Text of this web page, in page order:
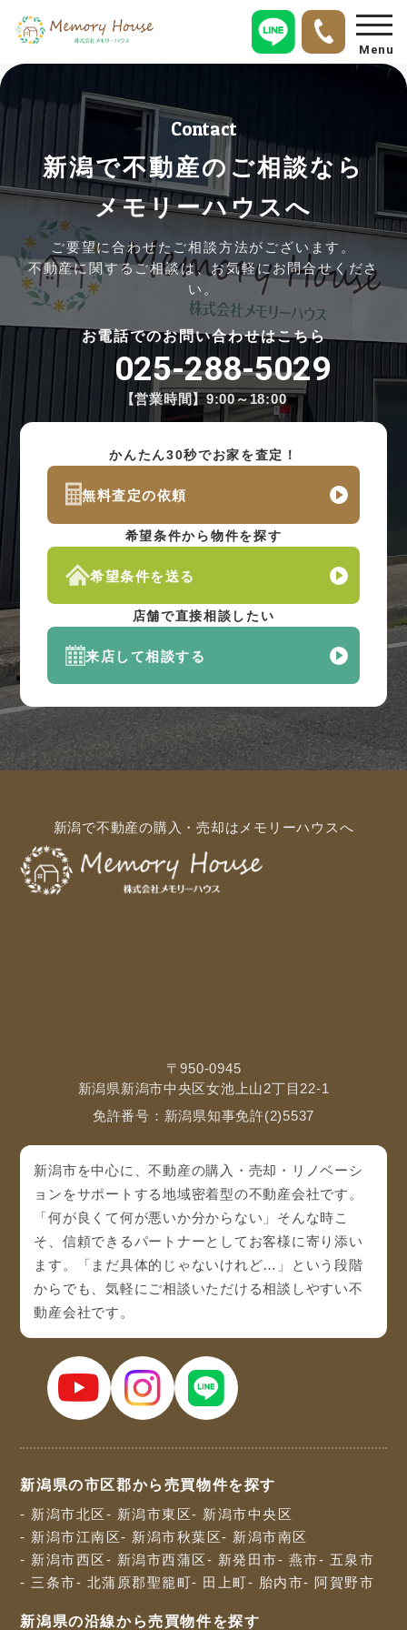
Menu
Contact
新潟で不動産のご相談なら
メモリーハウスへ
ご要望に合わせたご相談方法がございます。
不動産に関するご相談は、お気軽にお問合せくださ
い。
お電話でのお問い合わせはこちら
025-288-5029
【営業時間】9:00～18:00
かんたん30秒でお家を査定！
無料査定の依頼
希望条件から物件を探す
希望条件を送る
店舗で直接相談したい
来店して相談する
新潟で不動産の購入・売却はメモリーハウスへ
〒950-0945
新潟県新潟市中央区女池上山2丁目22-1
免許番号：新潟県知事免許(2)5537
新潟市を中心に、不動産の購入・売却・リノベーシ
ョンをサポートする地域密着型の不動産会社です。
「何が良くて何が悪いか分からない」そんな時こ
そ、信頼できるパートナーとしてお客様に寄り添い
ます。「まだ具体的じゃないけれど…」という段階
からでも、気軽にご相談いただける相談しやすい不
動産会社です。
新潟県の市区郡から売買物件を探す
- 新潟市北区 - 新潟市東区- 新潟市中央区
- 新潟市江南区- 新潟市秋葉区- 新潟市南区
- 新潟市西区 - 新潟市西蒲区 - 新発田市- 燕市- 五泉市
- 三条市- 北蒲原郡聖籠町- 田上町- 胎内市- 阿賀野市
新潟県の沿線から売買物件を探す